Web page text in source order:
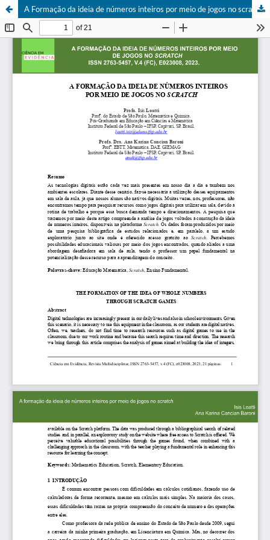
A Formação da ideia de números inteiros por meio de jogos no scratch